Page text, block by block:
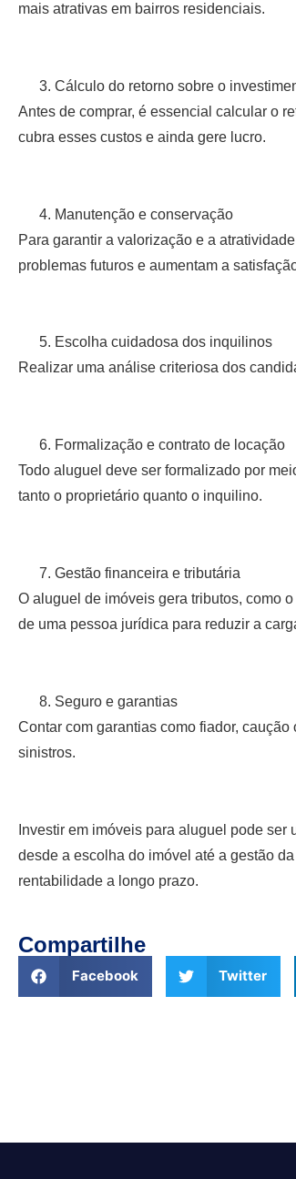
mais atrativas em bairros residenciais.
Cálculo do retorno sobre o
Antes de comprar, é essencial calcular o
cubra esses custos e ainda gere lucro.
Manutenção e conservação
Para garantir a valorização e a
problemas futuros e aumentam a
Escolha cuidadosa dos inquilinos
Realizar uma análise criteriosa dos
Formalização e contrato de locação
Todo aluguel deve ser formalizado por
tanto o proprietário quanto o inquilino.
Gestão financeira e tributária
O aluguel de imóveis gera tributos, como
de uma pessoa jurídica para reduzir a
Seguro e garantias
Contar com garantias como fiador,
sinistros.
Investir em imóveis para aluguel pode
desde a escolha do imóvel até a gestão
rentabilidade a longo prazo.
Compartilhe
Facebook Twitter